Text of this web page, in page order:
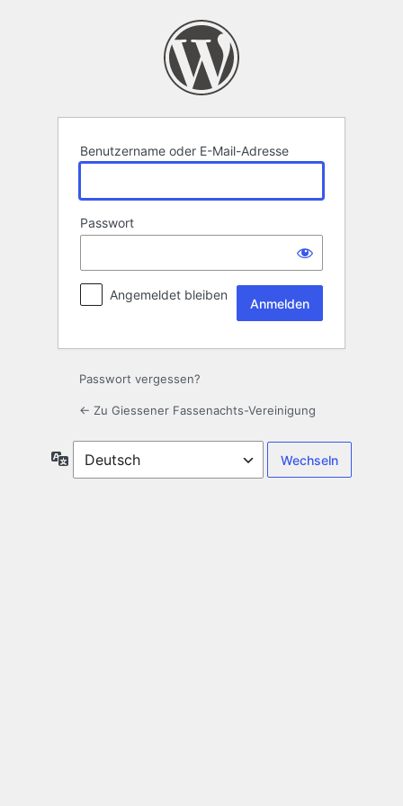
Benutzername oder E-Mail-Adresse
Passwort
Angemeldet bleiben
Passwort vergessen?
← Zu Giessener Fassenachts-Vereinigung
Sprache